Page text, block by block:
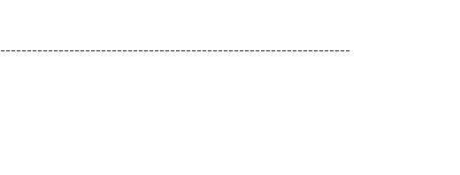
------------------------------------------------------------------